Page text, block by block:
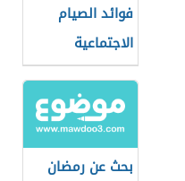
فوائد الصيام
الاجتماعية
بحث عن رمضان